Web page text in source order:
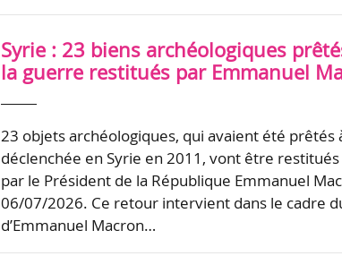
Syrie : 23 biens archéologiques
la guerre restitués par Emmanuel
23 objets archéologiques, qui avaient été prêtés
déclenchée en Syrie en 2011, vont être
par le Président de la République Emmanuel
06/07/2026. Ce retour intervient dans le cadre
d’Emmanuel Macron…